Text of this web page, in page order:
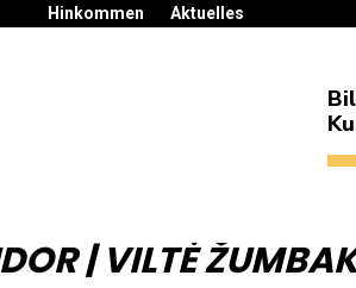
Hinkommen Aktuelles
| VILTĖ